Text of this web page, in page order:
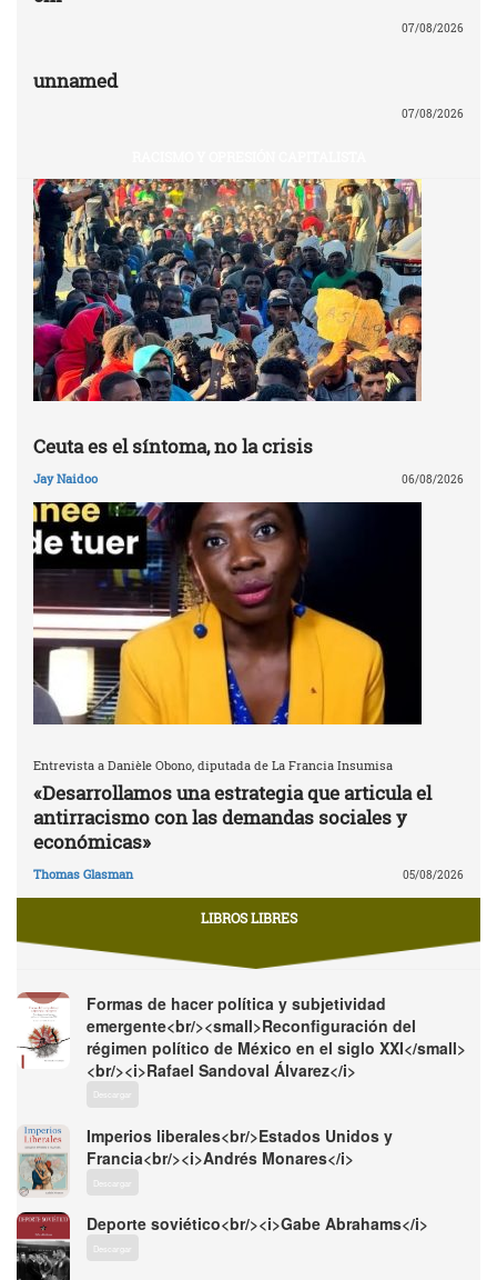
07/08/2026
unnamed
07/08/2026
Ceuta es el síntoma, no la crisis
Jay Naidoo 06/08/2026
Entrevista a Danièle Obono, diputada de La Francia Insumisa
«Desarrollamos una estrategia que articula el
antirracismo con las demandas sociales y
económicas»
Thomas Glasman 05/08/2026
LIBROS LIBRES
Formas de hacer política y subjetividad
emergente<br/><small>Reconfiguración del
régimen político de México en el siglo XXI</small>
<br/><i>Rafael Sandoval Álvarez</i>
Descargar
Imperios liberales<br/>Estados Unidos y
Francia<br/><i>Andrés Monares</i>
Descargar
Deporte soviético<br/><i>Gabe Abrahams</i>
Descargar